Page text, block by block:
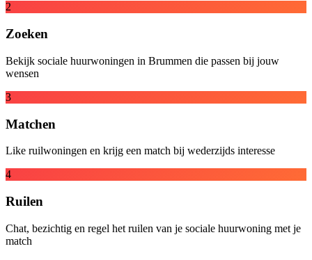
2
Zoeken
Bekijk sociale huurwoningen in Brummen die passen bij jouw
wensen
3
Matchen
Like ruilwoningen en krijg een match bij wederzijds interesse
4
Ruilen
Chat, bezichtig en regel het ruilen van je sociale huurwoning met je
match